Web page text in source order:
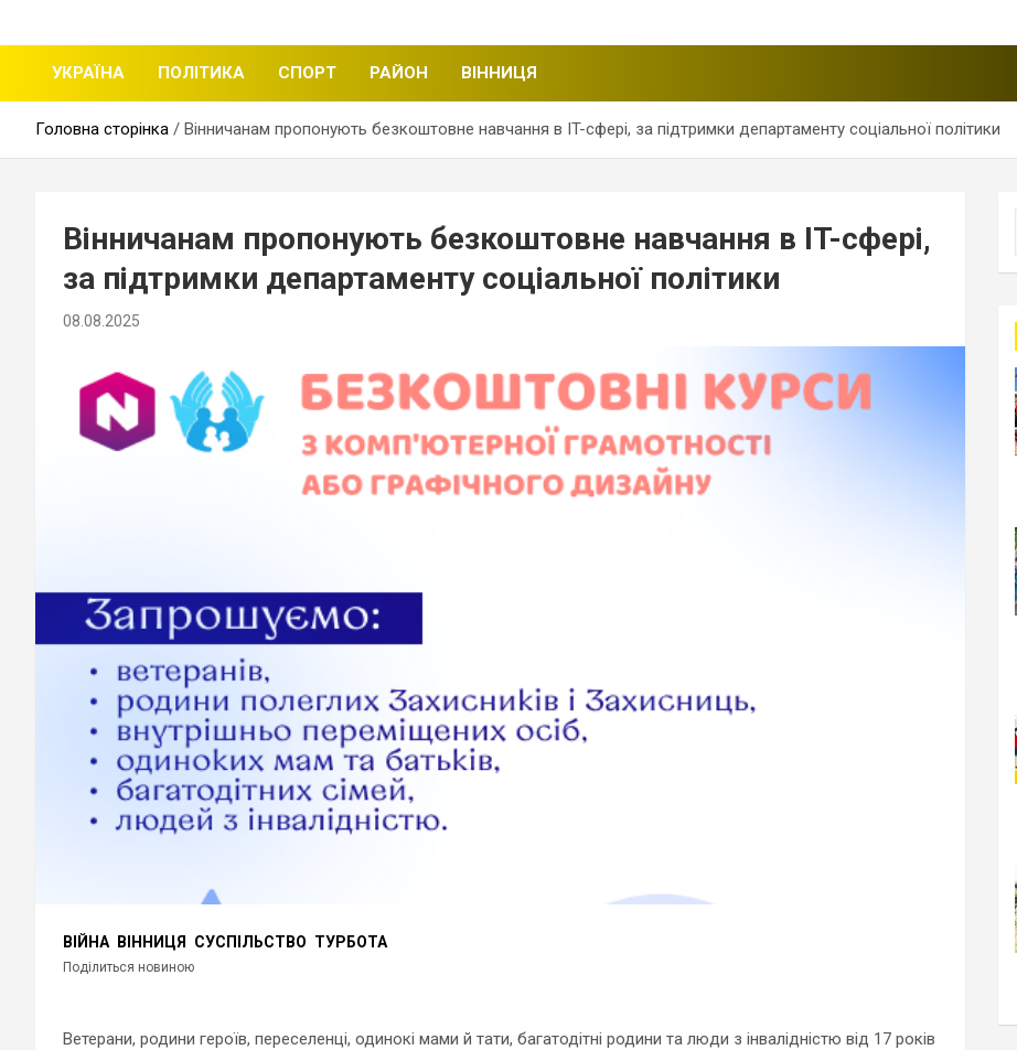
Вінницька стрічка
УКРАЇНА ПОЛІТИКА СПОРТ РАЙОН ВІННИЦЯ
Головна сторінка Вінничанам пропонують безкоштовне навчання в IT-сфері, за підтримки департаменту соціальної політики
Вінничанам пропонують безкоштовне навчання в IT-сфері,
за підтримки департаменту соціальної політики
08.08.2025
ВІЙНА ВІННИЦЯ СУСПІЛЬСТВО ТУРБОТА
Поділиться новиною
Ветерани, родини героїв, переселенці, одинокі мами й тати, багатодітні родини та люди з інвалідністю від 17 років